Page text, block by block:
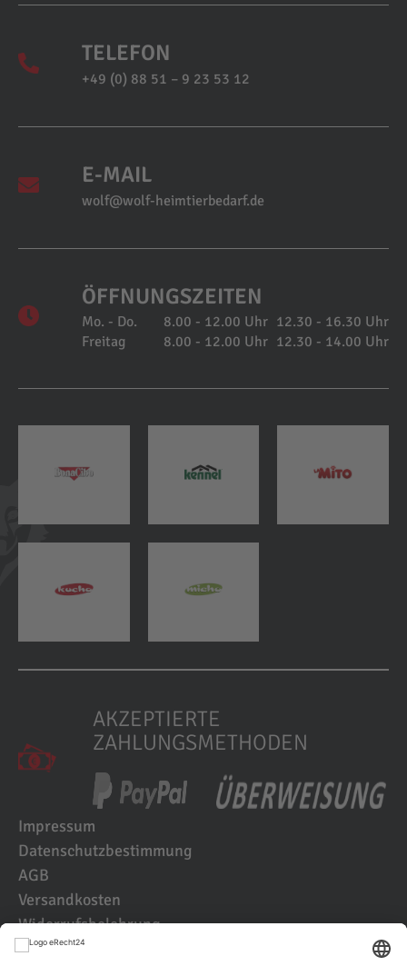
TELEFON
+49 (0) 88 51 – 9 23 53 12
E-MAIL
wolf@wolf-heimtierbedarf.de
ÖFFNUNGSZEITEN
Mo. - Do. 8.00 - 12.00 Uhr 12.30 - 16.30 Uhr
Freitag
8.00 - 12.00 Uhr 12.30 - 14.00 Uhr
AKZEPTIERTE
ZAHLUNGSMETHODEN
Impressum
Datenschutzbestimmung
AGB
Versandkosten
Widerrufsbelehrung
Kundenbewertungen